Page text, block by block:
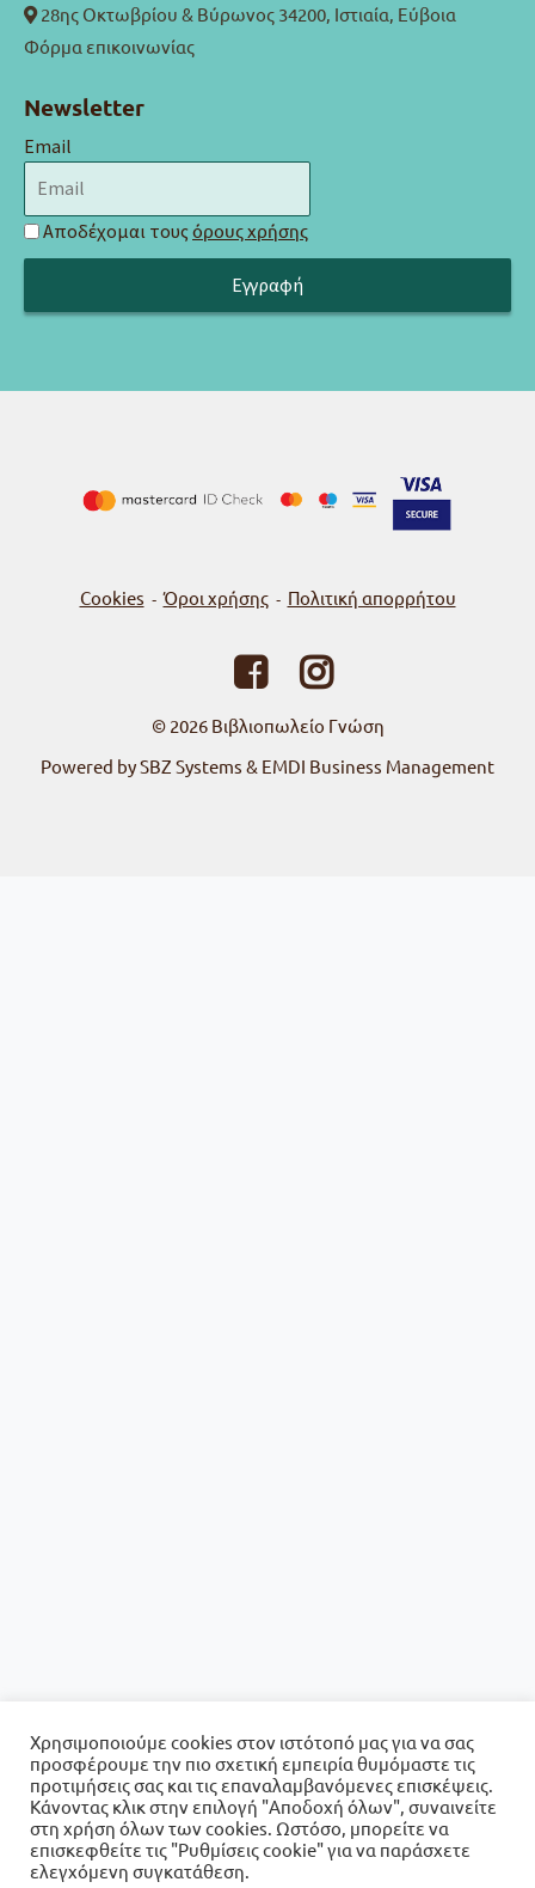
28ης Οκτωβρίου & Βύρωνος 34200, Ιστιαία, Εύβοια
Φόρμα επικοινωνίας
Newsletter
Email
Αποδέχομαι τους όρους χρήσης
Cookies - Όροι χρήσης - Πολιτική απορρήτου
© 2026 Βιβλιοπωλείο Γνώση
Powered by SBZ Systems & EMDI Business Management
Χρησιμοποιούμε cookies στον ιστότοπό μας για να σας
προσφέρουμε την πιο σχετική εμπειρία θυμόμαστε τις
προτιμήσεις σας και τις επαναλαμβανόμενες επισκέψεις.
Κάνοντας κλικ στην επιλογή "Αποδοχή όλων", συναινείτε
στη χρήση όλων των cookies. Ωστόσο, μπορείτε να
επισκεφθείτε τις "Ρυθμίσεις cookie" για να παράσχετε
ελεγχόμενη συγκατάθεση.